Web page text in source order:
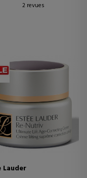
2 revues
Lauder